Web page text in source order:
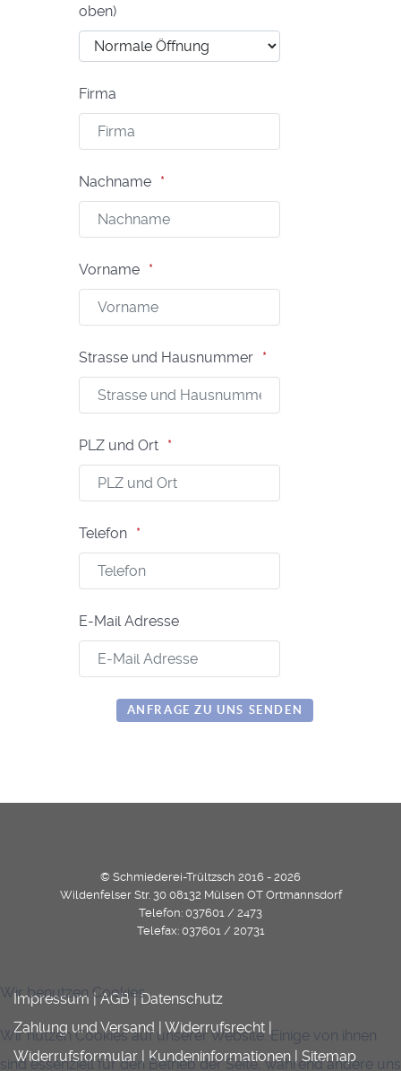
oben)
Firma
Nachname
Vorname
Strasse und Hausnummer
PLZ und Ort
Telefon
E-Mail Adresse
Honeypot, bitte lassen Sie dieses Feld leer
© Schmiederei-Trültzsch 2016 - 2026
Wildenfelser Str. 30 08132 Mülsen OT Ortmannsdorf
Telefon: 037601 / 2473
Telefax: 037601 / 20731
Impressum |AGB|Datenschutz
Zahlung und Versand | Widerrufsrecht |
Widerrufsformular | Kundeninformationen | Sitemap
Wir benutzen Cookies
Wir nutzen Cookies auf unserer Website. Einige von ihnen
sind essenziell für den Betrieb der Seite, während andere uns